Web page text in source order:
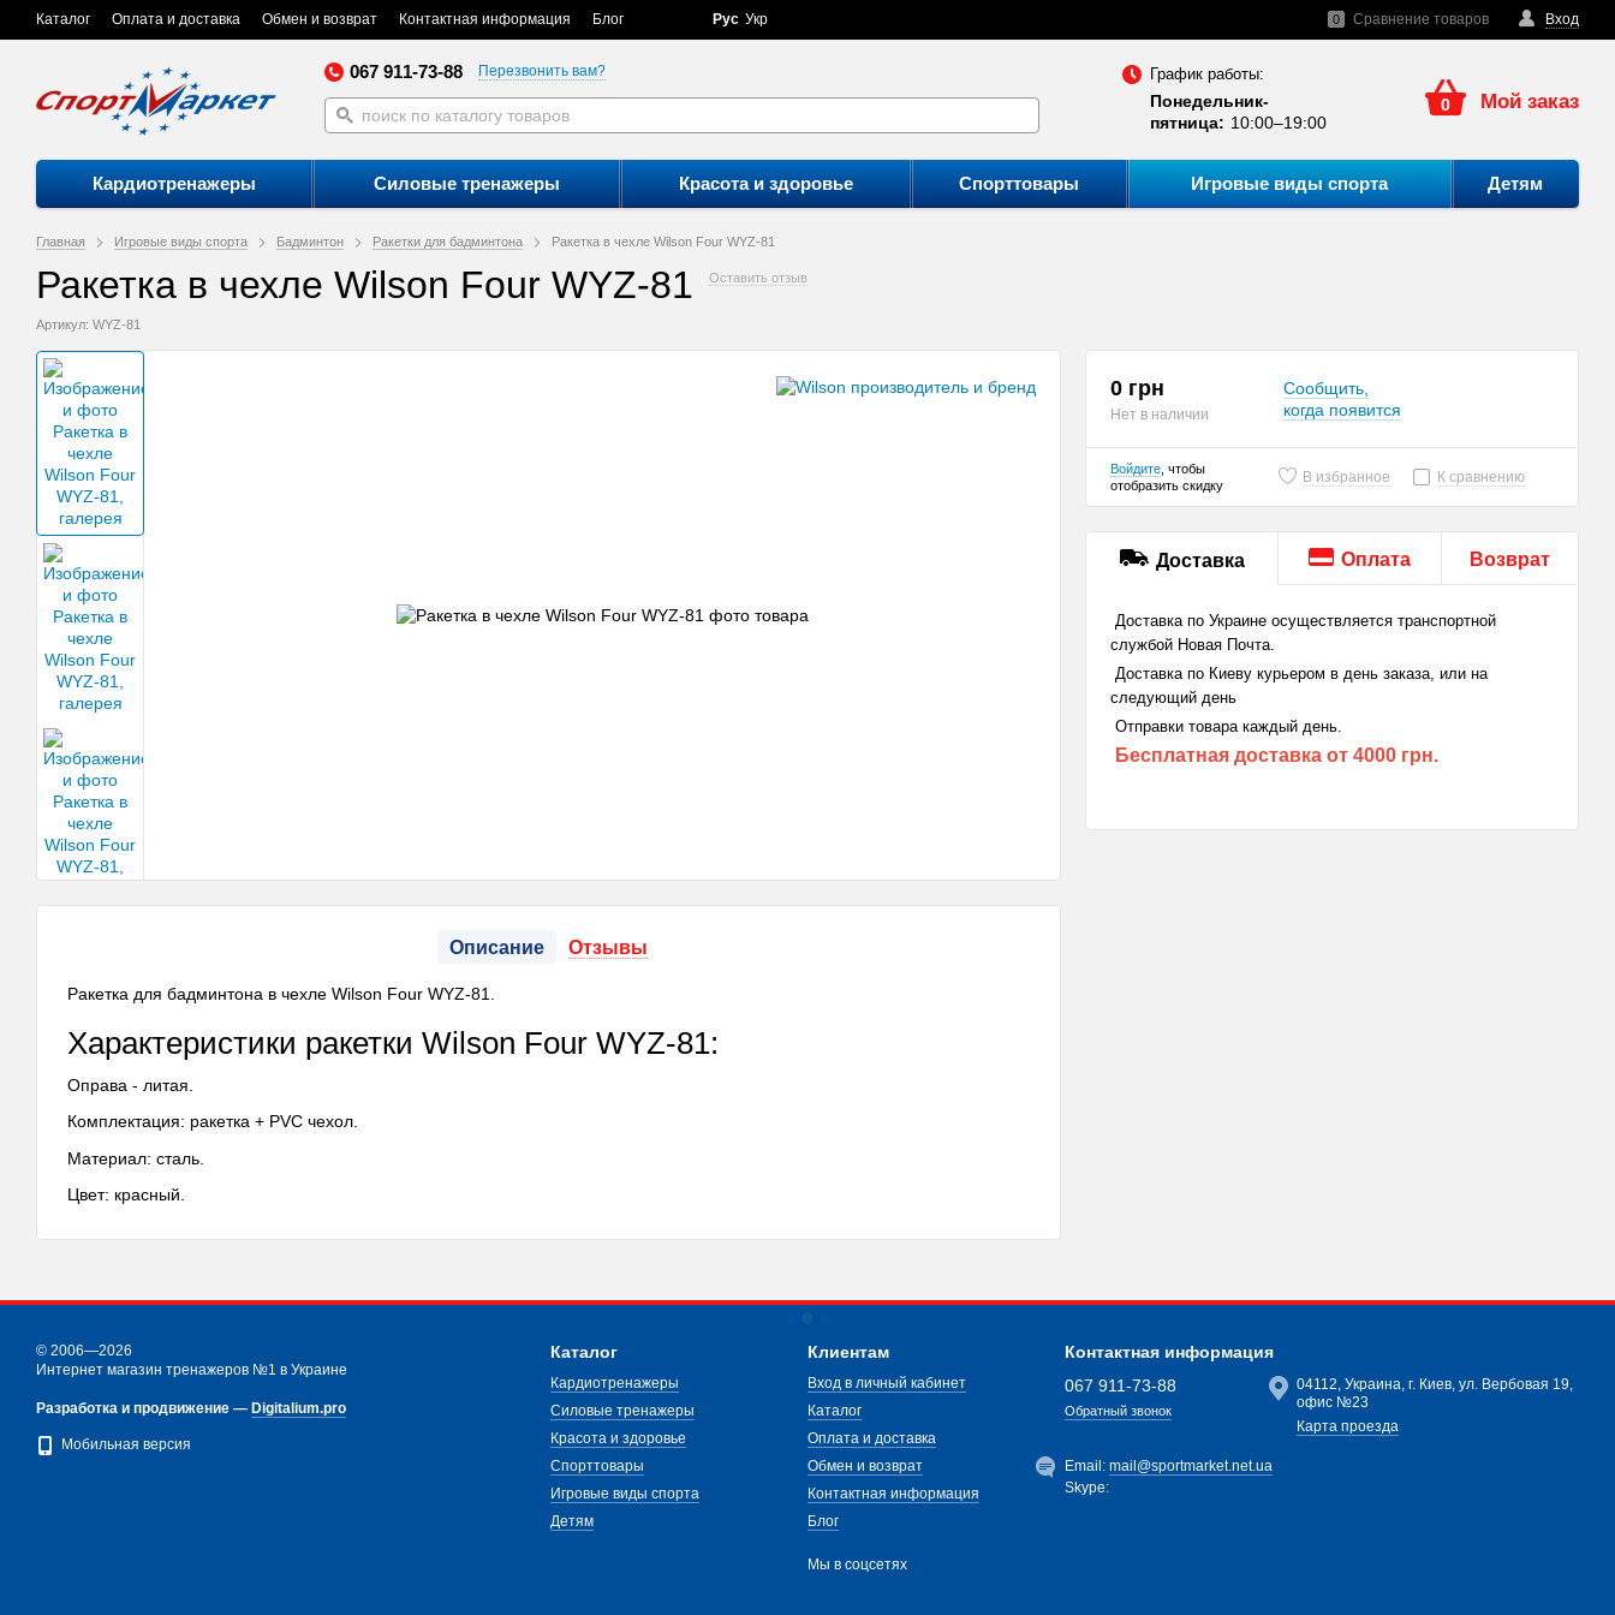
Каталог Оплата и доставка Обмен и возврат Контактная информация Блог Вход
0 Сравнение товаров
Рус Укр
067 911-73-88 Перезвонить вам? График работы:
Понедельник-
пятница: 10:00–19:00
0 Мой заказ
Кардиотренажеры Силовые тренажеры Красота и здоровье Спорттовары Игровые виды спорта Детям
Главная Игровые виды спорта Бадминтон Ракетки для бадминтона Ракетка в чехле Wilson Four WYZ-81
Ракетка в чехле Wilson Four WYZ-81 Оставить отзыв
Артикул: WYZ-81
Описание Отзывы
Ракетка для бадминтона в чехле Wilson Four WYZ-81.
Характеристики ракетки Wilson Four WYZ-81:
Оправа - литая.
Комплектация: ракетка + PVC чехол.
Материал: сталь.
Цвет: красный.
0 грн
Нет в наличии
Сообщить,
когда появится
Войдите , чтобы
отобразить скидку
В избранное К сравнению
Доставка Оплата Возврат
Доставка по Украине осуществляется транспортной
службой Новая Почта.
Доставка по Киеву курьером в день заказа, или на
следующий день
Отправки товара каждый день.
Бесплатная доставка от 4000 грн.
© 2006—2026
Интернет магазин тренажеров №1 в Украине
Разработка и продвижение — Digitalium.pro
Мобильная версия
Каталог
Кардиотренажеры
Силовые тренажеры
Красота и здоровье
Спорттовары
Игровые виды спорта
Детям
Клиентам
Вход в личный кабинет
Каталог
Оплата и доставка
Обмен и возврат
Контактная информация
Блог
Мы в соцсетях
Контактная информация
067 911-73-88
Обратный звонок
04112, Украина, г. Киев, ул. Вербовая 19,
офис №23
Карта проезда
Email:mail@sportmarket.net.ua
Skype: